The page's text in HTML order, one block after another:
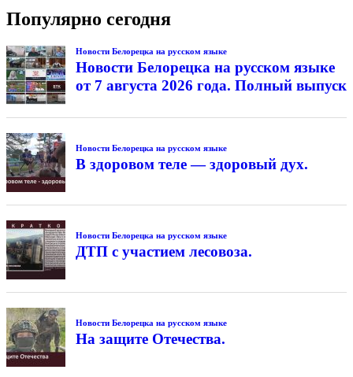
Популярно сегодня
Новости Белорецка на русском языке
Новости Белорецка на русском языке
от 7 августа 2026 года. Полный выпуск
Новости Белорецка на русском языке
В здоровом теле — здоровый дух.
Новости Белорецка на русском языке
ДТП с участием лесовоза.
Новости Белорецка на русском языке
На защите Отечества.